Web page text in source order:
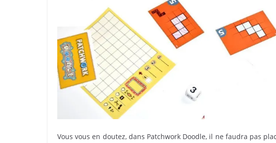
Vous vous en doutez, dans Patchwork Doodle, il ne faudra pas